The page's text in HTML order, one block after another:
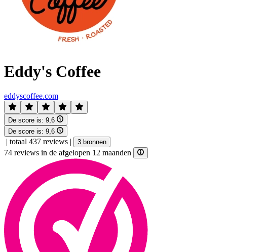
Eddy's Coffee
eddyscoffee.com
De score is: 9,6
De score is: 9,6
| totaal 437 reviews | 3 bronnen
74 reviews in de afgelopen 12 maanden